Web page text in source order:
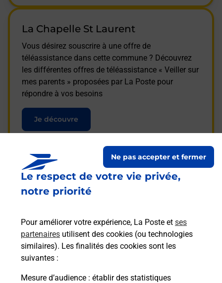
Le respect de votre vie privée,
notre priorité
Pour améliorer votre expérience, La Poste et ses
partenaires utilisent des cookies (ou technologies
similaires). Les finalités des cookies sont les
suivantes :
Mesure d’audience : établir des statistiques
Ne pas accepter et fermer
La Chapelle St Laurent
Vous désirez souscrire à une offre de
téléassistance dans cette commune ? Découvrez
les différentes offres de téléassistance « Veiller sur
mes parents » proposées par La Poste pour
répondre à vos besoins
Je découvre
Questions fréquemment
posées
La téléassistance classique avec
médaillon d’alarme qu’est ce que
c’est ?